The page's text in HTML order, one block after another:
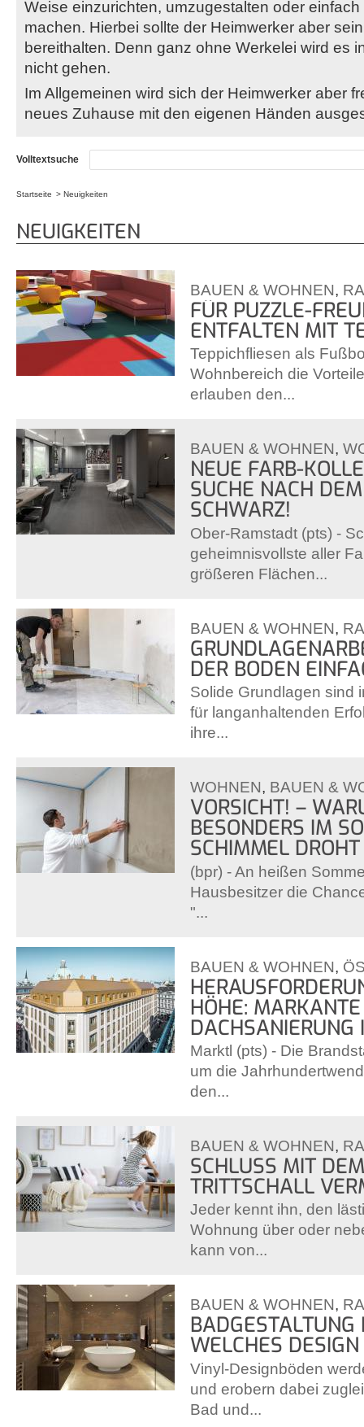
Weise einzurichten, umzugestalten oder
machen. Hierbei sollte der Heimwerker aber
bereithalten. Denn ganz ohne Werkelei wird es
nicht gehen.
Im Allgemeinen wird sich der Heimwerker aber
neues Zuhause mit den eigenen Händen
Volltextsuche
Startseite Neuigkeiten
NEUIGKEITEN
BAUEN & WOHNEN,
FÜR PUZZLE-
ENTFALTEN MIT
Teppichfliesen als
Wohnbereich die
erlauben den...
BAUEN & WOHNEN,
NEUE FARB-
SUCHE NACH
SCHWARZ!
Ober-Ramstadt (pts) -
geheimnisvollste aller
größeren Flächen...
BAUEN & WOHNEN,
DER BODEN
Solide Grundlagen sind
für langanhaltenden
ihre...
WOHNEN, BAUEN &
VORSICHT! –
BESONDERS IM
SCHIMMEL DROHT
(bpr) - An heißen
Hausbesitzer die
"...
BAUEN & WOHNEN,
HÖHE: MARKANTE
DACHSANIERUNG
Marktl (pts) - Die
um die
den...
BAUEN & WOHNEN,
SCHLUSS MIT
TRITTSCHALL
Jeder kennt ihn, den
Wohnung über oder
kann von...
BAUEN & WOHNEN,
BADGESTALTUNG
WELCHES
Vinyl-Designböden
und erobern dabei
Bad und...